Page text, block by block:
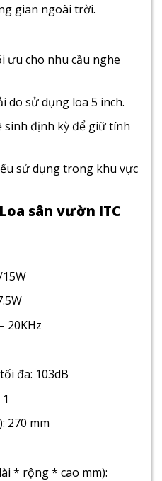
gian ngoài trời.
ưu cho nhu cầu nghe
do sử dụng loa 5 inch.
sinh định kỳ để giữ tính
sử dụng trong khu vực
sân vườn ITC
20KHz
đa: 103dB
270 mm
* rộng * cao mm):